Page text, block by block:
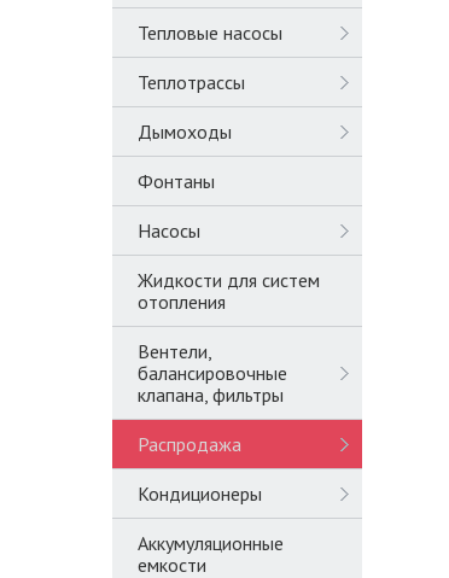
Тепловые насосы
Теплотрассы
Дымоходы
Фонтаны
Насосы
Жидкости для систем
отопления
Вентели,
балансировочные
клапана, фильтры
Распродажа
Кондиционеры
Аккумуляционные
емкости